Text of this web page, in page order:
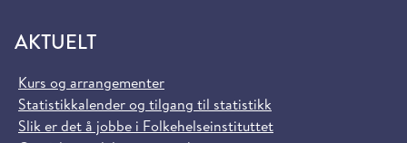
AKTUELT
Kurs og arrangementer
Statistikkalender og tilgang til statistikk
Slik er det å jobbe i Folkehelseinstituttet